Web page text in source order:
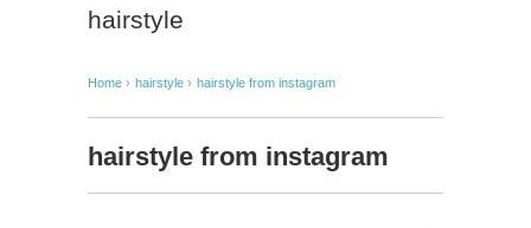
hairstyle
Home › hairstyle › hairstyle from instagram
hairstyle from instagram